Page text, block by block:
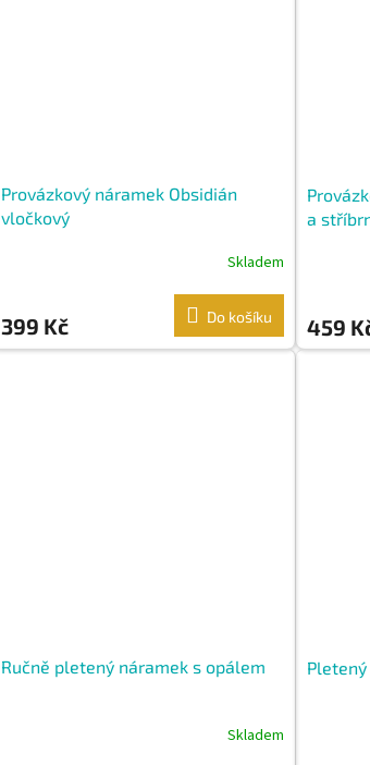
Provázkový náramek Obsidián
vločkový
Skladem
399 Kč Do košíku
a
459
Ručně pletený náramek s opálem
Skladem